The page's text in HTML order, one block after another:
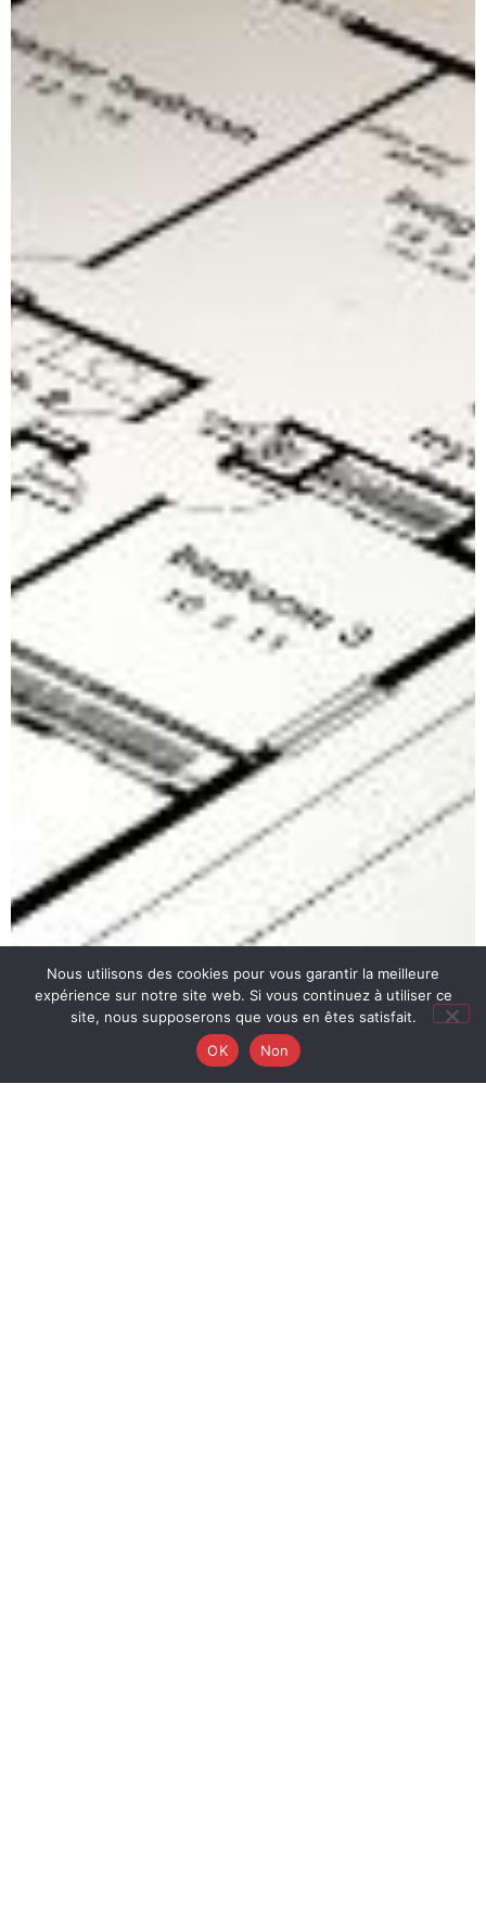
Nous utilisons des cookies pour vous garantir la meilleure
expérience sur notre site web. Si vous continuez à utiliser ce
site, nous supposerons que vous en êtes satisfait.
OK
Non